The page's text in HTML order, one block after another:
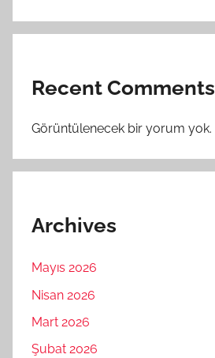
Recent Comments
Görüntülenecek bir yorum yok.
Archives
Mayıs 2026
Nisan 2026
Mart 2026
Şubat 2026